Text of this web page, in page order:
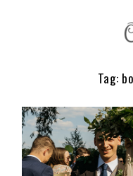
Tag:
HISTORIE